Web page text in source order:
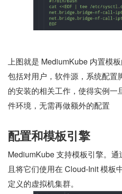
上图就是 MediumKube 内置模
包括对用户，软件源，系统配置
的安装的相关工作，使得实例一
件环境，无需再做额外的配置
配置和模板引擎
MediumKube 支持模板引擎。
且将它们使用在 Cloud-Init 模板
定义的虚拟机集群。